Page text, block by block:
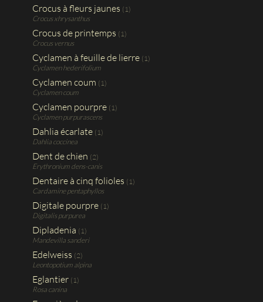
Crocus à fleurs jaunes (1)
Crocus xhrysanthus
Crocus de printemps (1)
Crocus vernus
Cyclamen à feuille de lierre (1)
Cyclamen hederifolium
Cyclamen coum (1)
Cyclamen coum
Cyclamen pourpre (1)
Cyclamen purpurascens
Dahlia écarlate (1)
Dahlia coccinea
Dent de chien (2)
Erythronium dens-canis
Dentaire à cinq folioles (1)
Cardamine pentaphyllos
Digitale pourpre (1)
Digitalis purpurea
Dipladenia (1)
Mandevilla sanderi
Edelweiss (2)
Leontopotium alpina
Eglantier (1)
Rosa canina